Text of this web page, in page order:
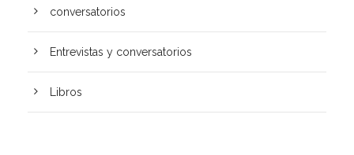
conversatorios
Entrevistas y conversatorios
Libros